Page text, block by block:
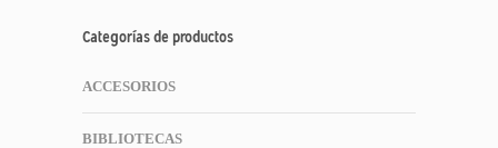
Categorías de productos
ACCESORIOS
BIBLIOTECAS